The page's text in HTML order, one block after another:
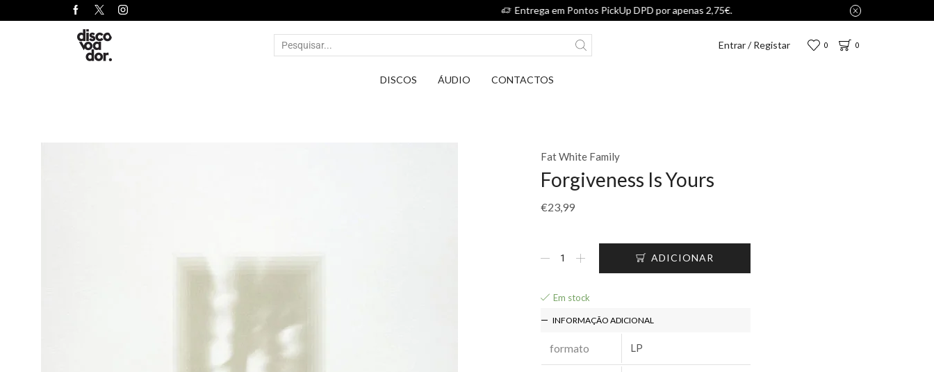
Entrega em Pontos PickUp DPD por apenas 2,75€.
Entrar / Registar 0 0
DISCOS ÁUDIO CONTACTOS
Fat White Family
Forgiveness Is Yours
€23,99
ADICIONAR
Em stock
INFORMAÇÃO ADICIONAL
formato LP